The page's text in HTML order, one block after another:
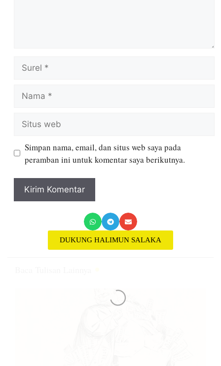
Simpan nama, email, dan situs web saya pada
peramban ini untuk komentar saya berikutnya.
DUKUNG HALIMUN SALAKA